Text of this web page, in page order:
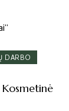
DARBO
Kosmetinė